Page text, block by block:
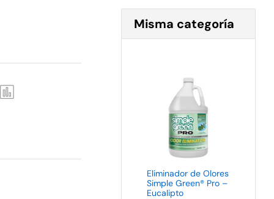
Misma categoría
Eliminador de Olores
Simple Green® Pro –
Eucalipto